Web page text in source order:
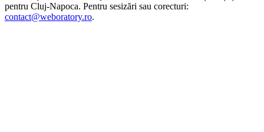
pentru Cluj-Napoca. Pentru sesizări sau corecturi:
contact@weboratory.ro.